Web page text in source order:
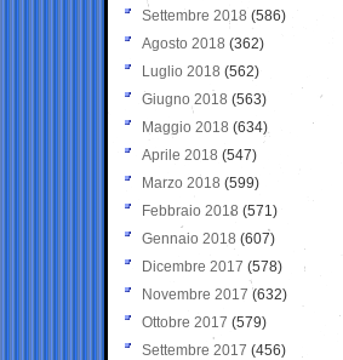
Settembre 2018 (586)
Agosto 2018 (362)
Luglio 2018 (562)
Giugno 2018 (563)
Maggio 2018 (634)
Aprile 2018 (547)
Marzo 2018 (599)
Febbraio 2018 (571)
Gennaio 2018 (607)
Dicembre 2017 (578)
Novembre 2017 (632)
Ottobre 2017 (579)
Settembre 2017 (456)